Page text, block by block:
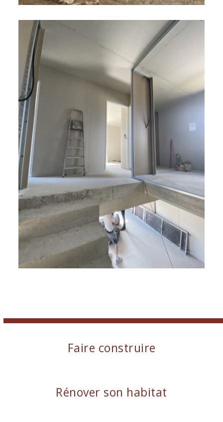
Faire construire
Rénover son habitat